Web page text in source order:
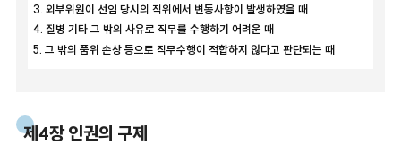
3. 외부위원이 선임 당시의 직위에서 변동사항이 발생하였을 때
4. 질병 기타 그 밖의 사유로 직무를 수행하기 어려운 때
5. 그 밖의 품위 손상 등으로 직무수행이 적합하지 않다고 판단되는 때
제4장 인권의 구제